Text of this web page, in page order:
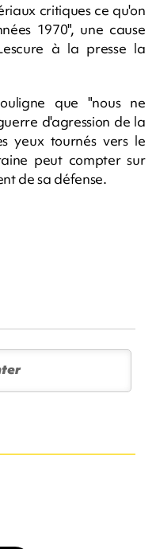
critiques ce qu'on
1970", une cause
à la presse la
que "nous ne
d'agression de la
yeux tournés vers le
peut compter sur
de sa défense.